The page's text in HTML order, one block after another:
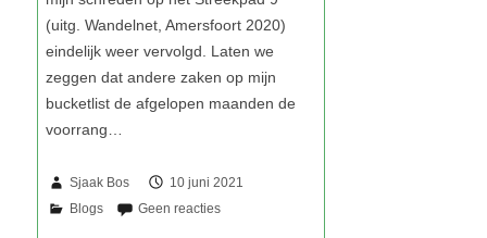
Sjaak Bos 10 juni 2021